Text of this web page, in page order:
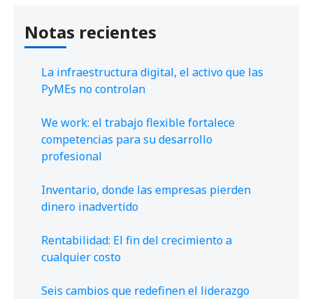
Notas recientes
La infraestructura digital, el activo que las
PyMEs no controlan
We work: el trabajo flexible fortalece
competencias para su desarrollo
profesional
Inventario, donde las empresas pierden
dinero inadvertido
Rentabilidad: El fin del crecimiento a
cualquier costo
Seis cambios que redefinen el liderazgo